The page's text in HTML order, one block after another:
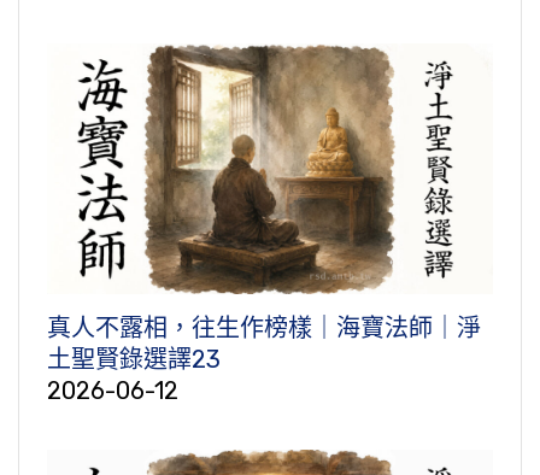
真人不露相，往生作榜樣｜海寶法師｜淨
土聖賢錄選譯23
2026-06-12